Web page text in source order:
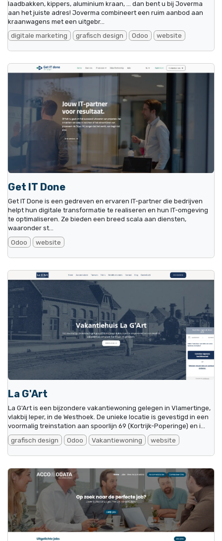
laadbakken, kippers, aluminium kraan, … dan bent u bij Joverma
aan het juiste adres! Joverma combineert een ruim aanbod aan
kraanwagens met een uitgebr...
digitale marketing grafisch design Odoo website
Get IT Done
Get IT Done is een gedreven en ervaren IT-partner die bedrijven
helpt hun digitale transformatie te realiseren en hun IT-omgeving
te optimaliseren. Ze bieden een breed scala aan diensten,
waaronder st...
Odoo website
La G'Art
La G'Art is een bijzondere vakantiewoning gelegen in Vlamertinge,
vlakbij Ieper, in de Westhoek. De unieke locatie is gevestigd in een
voormalig treinstation aan spoorlijn 69 (Kortrijk-Poperinge) en i...
grafisch design Odoo Vakantiewoning website